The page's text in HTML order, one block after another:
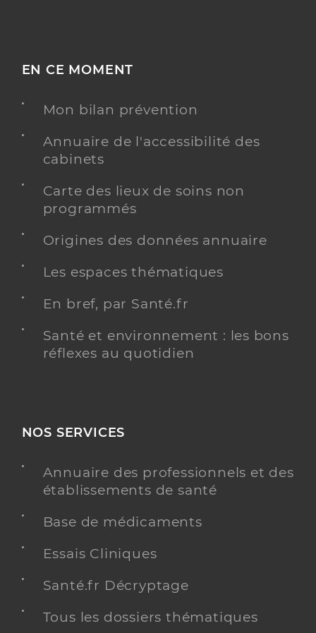
EN CE MOMENT
Mon bilan prévention
Annuaire de l'accessibilité des
cabinets
Carte des lieux de soins non
programmés
Origines des données annuaire
Les espaces thématiques
En bref, par Santé.fr
Santé et environnement : les bons
réflexes au quotidien
NOS SERVICES
Annuaire des professionnels et des
établissements de santé
Base de médicaments
Essais Cliniques
Santé.fr Décryptage
Tous les dossiers thématiques